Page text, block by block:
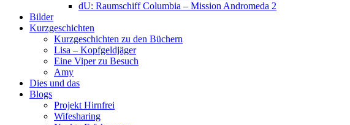
dU: Raumschiff Columbia – Mission Andromeda 2
Bilder
Kurzgeschichten
Kurzgeschichten zu den Büchern
Lisa – Kopfgeldjäger
Eine Viper zu Besuch
Amy
Dies und das
Blogs
Projekt Hirnfrei
Wifesharing